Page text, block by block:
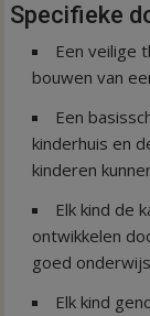
Specifieke
Een veilige
bouwen van
Een
kinderhuis en
kinderen
Elk kind de
ontwikkelen
goed
Elk kind